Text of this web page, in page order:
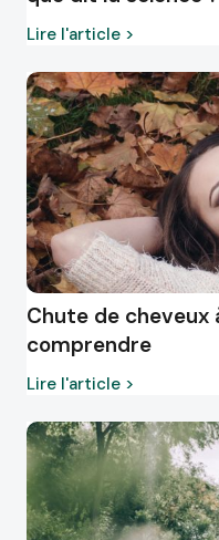
Lire l'article >
Chute de cheveux
comprendre
Lire l'article >